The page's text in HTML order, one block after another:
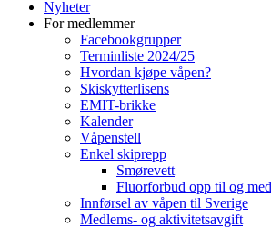
Nyheter
For medlemmer
Facebookgrupper
Terminliste 2024/25
Hvordan kjøpe våpen?
Skiskytterlisens
EMIT-brikke
Kalender
Våpenstell
Enkel skiprepp
Smørevett
Fluorforbud opp til og
Innførsel av våpen til Sverige
Medlems- og aktivitetsavgift